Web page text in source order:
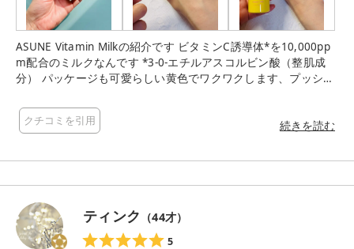
ASUNE Vitamin Milkの紹介です ビタミンC誘導体*を10,000pp
m配合のミルクなんです *3-0-エチルアスコルビン酸（整肌成
分） パッケージも可愛らしい黄色でワクワクします、プッシュ
チャは程よい柔らかなミルク、するんと肌に馴染んでくれま
す、香りはほんのり柑橘系のいい香りで使い心地が良かったで
クチコミを引用 続きを読む
ティンク （44才）
5